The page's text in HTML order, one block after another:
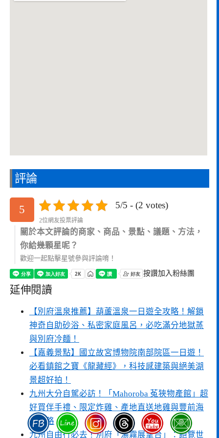
評論
5 5/5 - (2 votes)
2位網友投票評論
關於本文評論的商家、商品、景點、議題、方法，
你給幾顆星呢？
歡迎一起點擊星號參與評論唷！
按讚加入粉絲團
延伸閱讀
【別府溫泉推薦】葫蘆溫泉一日遊全攻略！解鎖
神奇自助砂浴、私密家庭風呂，必吃滿分地獄蒸
與別府冷麵！
【嘉義景點】國立故宮博物院南部院區一日遊！
必看鎮館之寶《龍藏經》，科技感建築與絕美湖
景超好拍！
九州大分自駕必訪！「Mahoroba 菟狹物產館」超
好買伴手禮、限定炸雞、產地直送地雞與豐前海
鮮攻略
九州自由行必去！別府「湯霧展望台」：飽覽世